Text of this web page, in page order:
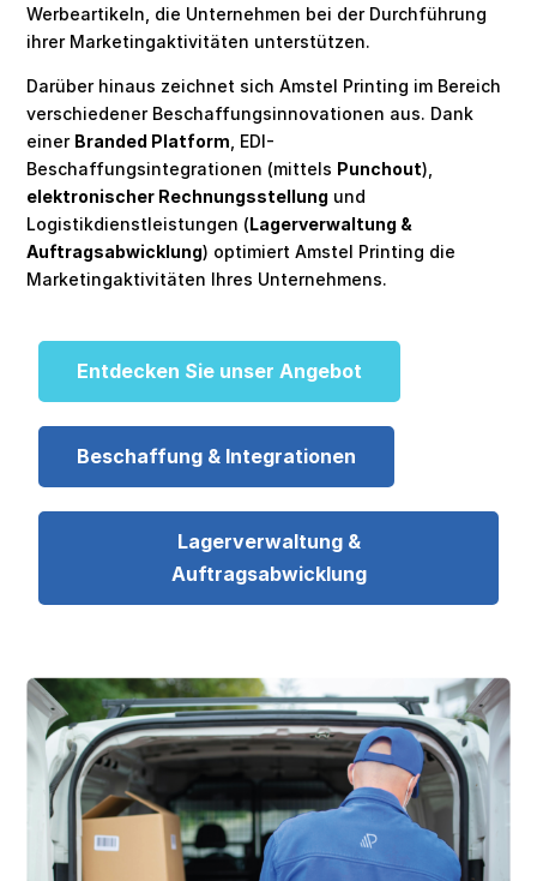
Werbeartikeln, die Unternehmen bei der Durchführung
ihrer Marketingaktivitäten unterstützen.
Darüber hinaus zeichnet sich Amstel Printing im Bereich
verschiedener Beschaffungsinnovationen aus. Dank
einer Branded Platform , EDI-
Beschaffungsintegrationen (mittels Punchout),
elektronischer Rechnungsstellung und
Logistikdienstleistungen (Lagerverwaltung &
Auftragsabwicklung) optimiert Amstel Printing die
Marketingaktivitäten Ihres Unternehmens.
Entdecken Sie unser Angebot
Beschaffung & Integrationen
Lagerverwaltung &
Auftragsabwicklung